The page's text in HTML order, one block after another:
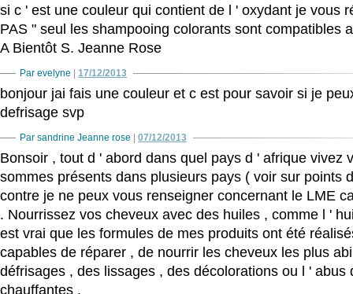
si c ' est une couleur qui contient de l ' oxydant je vous
PAS " seul les shampooing colorants sont compatibles
A Bientôt S. Jeanne Rose
Par evelyne 17/12/2013
bonjour jai fais une couleur et c est pour savoir si je
defrisage svp
Par sandrine Jeanne rose 07/12/2013
Bonsoir , tout d ' abord dans quel pays d ' afrique vivez
sommes présents dans plusieurs pays ( voir sur points
contre je ne peux vous renseigner concernant le LME
. Nourrissez vos cheveux avec des huiles , comme l '
est vrai que les formules de mes produits ont été
capables de réparer , de nourrir les cheveux les plus
défrisages , des lissages , des décolorations ou l ' abus
chauffantes .